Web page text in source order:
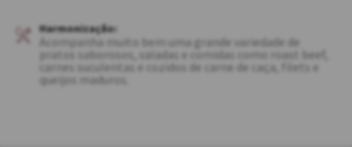
Harmonização:
Acompanha muito bem uma grande variedade de
pratos saborosos, saladas e comidas como roast beef,
carnes suculentas e cozidos de carne de caça, filets e
queijos maduros.